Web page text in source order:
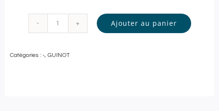
Guinot
Ajouter au panier
Catégories : -, GUINOT